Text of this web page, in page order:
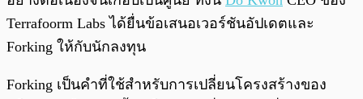
Terrafoorm Labs ได้ยื่นข้อเสนอเวอร์ชันอัปเดตและ
Forking ให้กับนักลงทุน
Forking เป็นคำที่ใช้สำหรับการเปลี่ยนโครงสร้างของ